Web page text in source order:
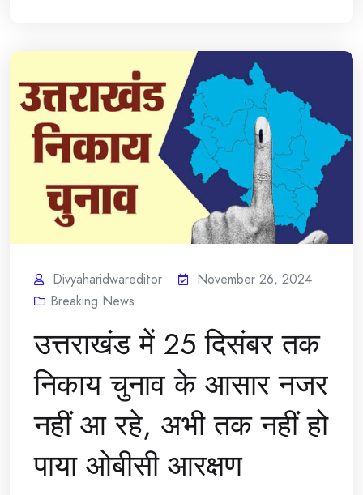
Divyaharidwareditor
November 26, 2024
Breaking News
उत्तराखंड में 25 दिसंबर तक
निकाय चुनाव के आसार नजर
नहीं आ रहे, अभी तक नहीं हो
पाया ओबीसी आरक्षण